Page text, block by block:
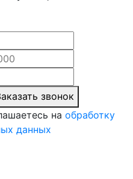
звонок
на обработку
данных